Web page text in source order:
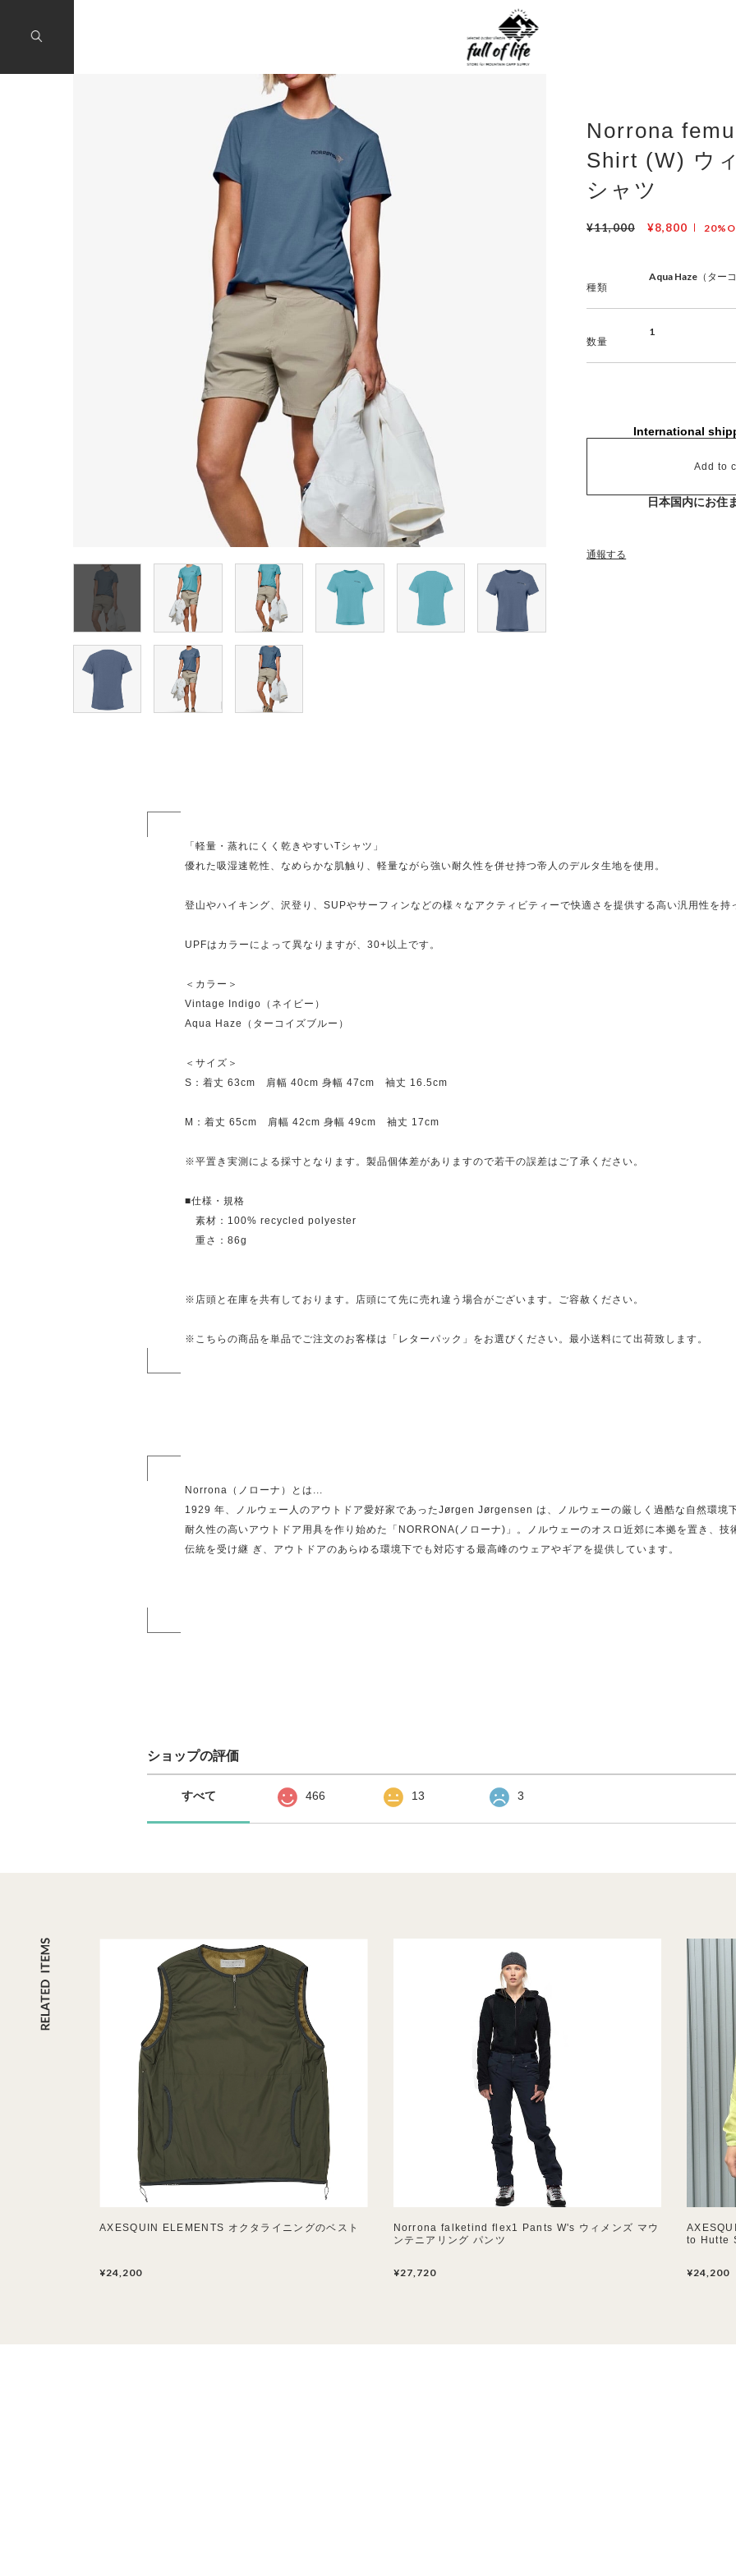
Norrona
Shirt (W) ウ
シャツ
¥11,000 ¥8,800
種類
数量
International
Add to
日本国内にお住
通報する
「軽量・蒸れにくく乾きやすいTシャツ」
優れた吸湿速乾性、なめらかな肌触り、軽量ながら強い耐久性を併せ持つ帝人のデルタ生地を使用。
登山やハイキング、沢登り、SUPやサーフィンなどの様々なアクティビティーで快適さを提供する高い汎用性を持
UPFはカラーによって異なりますが、30+以上です。
＜カラー＞
Vintage Indigo（ネイビー）
Aqua Haze（ターコイズブルー）
＜サイズ＞
S：着丈 63cm 肩幅 40cm 身幅 47cm 袖丈 16.5cm
M：着丈 65cm 肩幅 42cm 身幅 49cm 袖丈 17cm
※平置き実測による採寸となります。製品個体差がありますので若干の誤差はご了承ください。
■仕様・規格
素材：100% recycled polyester
重さ：86g
※店頭と在庫を共有しております。店頭にて先に売れ違う場合がございます。ご容赦ください。
※こちらの商品を単品でご注文のお客様は「レターパック」をお選びください。最小送料にて出荷致します。
Norrona（ノローナ）とは...
1929 年、ノルウェー人のアウトドア愛好家であったJørgen Jørgensen は、ノルウェーの厳しく過酷な自然環境下
耐久性の高いアウトドア用具を作り始めた「NORRONA(ノローナ)」。ノルウェーのオスロ近郊に本拠を置き、技
伝統を受け継 ぎ、アウトドアのあらゆる環境下でも対応する最高峰のウェアやギアを提供しています。
ショップの評価
すべて 466 13 3
AXESQUIN ELEMENTS オクタライニングのベスト
¥24,200
Norrona falketind flex1 Pants W's ウィメンズ マウ
ンテニアリング パンツ
¥27,720
to Hutte
¥24,200